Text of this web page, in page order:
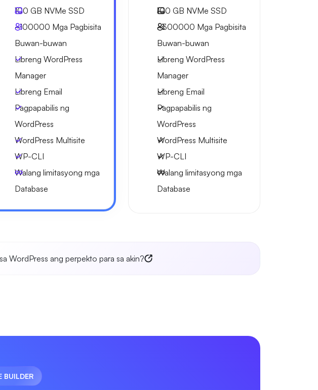
100 GB NVMe SSD
~100000 Mga Pagbisita
Buwan-buwan
Libreng WordPress
Manager
Libreng Email
Pagpapabilis ng
WordPress
WordPress Multisite
WP-CLI
Walang limitasyong mga
Database
100 GB NVMe SSD
~300000 Mga Pagbisita
Buwan-buwan
Libreng WordPress
Manager
Libreng Email
Pagpapabilis ng
WordPress
WordPress Multisite
WP-CLI
Walang limitasyong mga
Database
WordPress ang perpekto para sa akin?
BUILDER